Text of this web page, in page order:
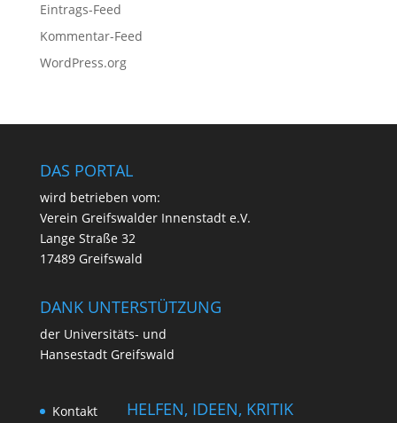
Eintrags-Feed
Kommentar-Feed
WordPress.org
DAS PORTAL
wird betrie­ben vom:
Ver­ein Greifs­wal­der Innen­stadt e.V.
Lan­ge Stra­ße 32
17489 Greifswald
DANK UNTERSTÜTZUNG
der Uni­ver­si­täts- und
Han­se­stadt Greifswald
Kon­takt
HELFEN, IDEEN, KRITIK